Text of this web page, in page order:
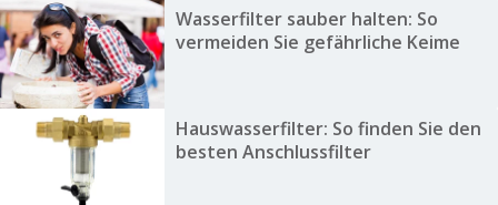
Wasserfilter sauber halten: So
vermeiden Sie gefährliche Keime
Hauswasserfilter: So finden Sie den
besten Anschlussfilter